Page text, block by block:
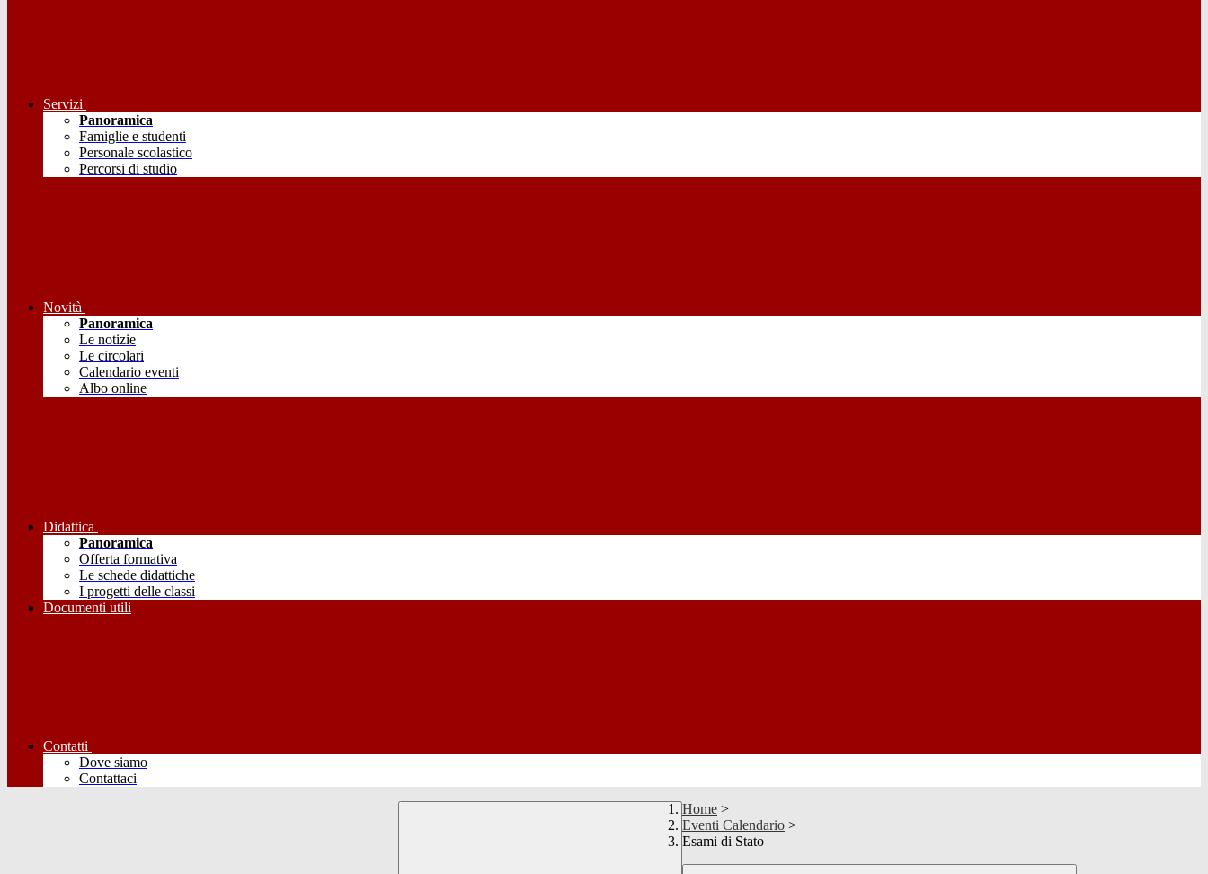
Servizi
Panoramica
Famiglie e studenti
Personale scolastico
Percorsi di studio
Novità
Panoramica
Le notizie
Le circolari
Calendario eventi
Albo online
Didattica
Panoramica
Offerta formativa
Le schede didattiche
I progetti delle classi
Documenti utili
Contatti
Dove siamo
Contattaci
Home >
Eventi Calendario >
Esami di Stato